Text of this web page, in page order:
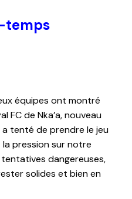
temps
équipes ont montré
FC de Nka’a, nouveau
tenté de prendre le jeu
pression sur notre
dangereuses,
solides et bien en